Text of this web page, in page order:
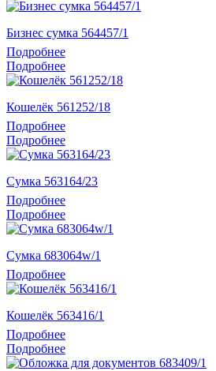
Бизнес сумка 564457/1
Подробнее
Подробнее
Кошелёк 561252/18
Подробнее
Подробнее
Сумка 563164/23
Подробнее
Подробнее
Сумка 683064w/1
Подробнее
Кошелёк 563416/1
Подробнее
Подробнее